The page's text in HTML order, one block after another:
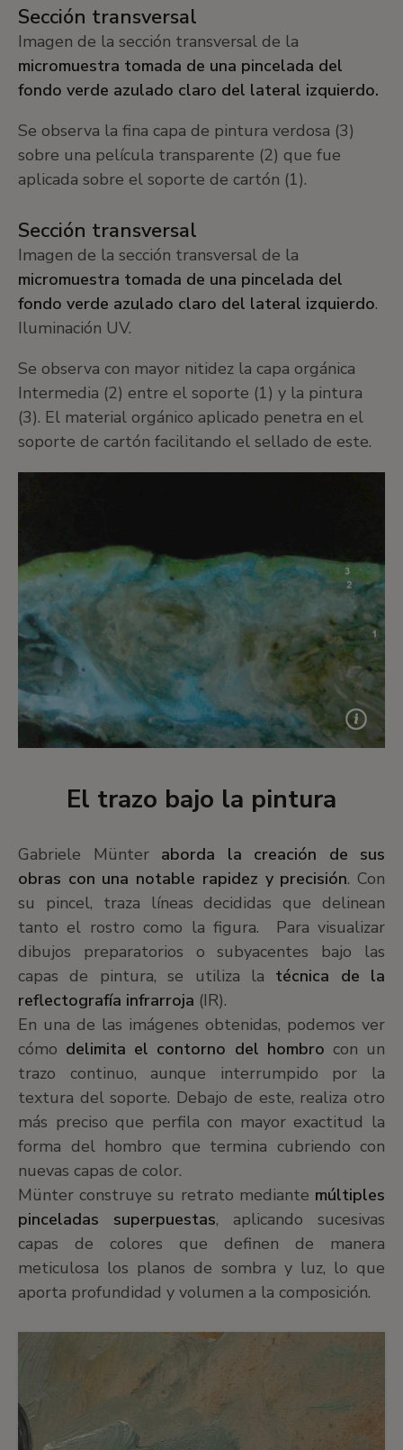
Sección transversal
Imagen de la sección transversal de la
micromuestra tomada de una pincelada del
fondo verde azulado claro del lateral izquierdo.
Se observa la fina capa de pintura verdosa (3)
sobre una película transparente (2) que fue
aplicada sobre el soporte de cartón (1).
Sección transversal
Imagen de la sección transversal de la
micromuestra tomada de una pincelada del
fondo verde azulado claro del lateral izquierdo.
Iluminación UV.
Se observa con mayor nitidez la capa orgánica
Intermedia (2) entre el soporte (1) y la pintura
(3). El material orgánico aplicado penetra en el
soporte de cartón facilitando el sellado de este.
El trazo bajo la pintura
Gabriele Münter aborda la creación de sus
obras con una notable rapidez y precisión. Con
su pincel, traza líneas decididas que delinean
tanto el rostro como la figura.
Para visualizar
dibujos preparatorios o subyacentes bajo las
capas de pintura, se utiliza la técnica de la
reflectografía infrarroja (IR).
En una de las imágenes obtenidas, podemos ver
cómo delimita el contorno del hombro con un
trazo continuo, aunque interrumpido por la
textura del soporte. Debajo de este, realiza otro
más preciso que perfila con mayor exactitud la
forma del hombro que termina cubriendo con
nuevas capas de color.
Münter construye su retrato mediante múltiples
pinceladas superpuestas, aplicando sucesivas
capas de colores que definen de manera
meticulosa los planos de sombra y luz, lo que
aporta profundidad y volumen a la composición.